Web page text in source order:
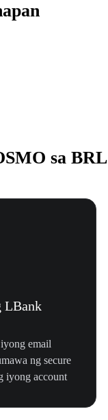
sa BRL
LBank
email
ng secure
iyong account